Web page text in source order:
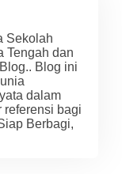
Sekolah
Tengah dan
Blog ini
dalam
referensi bagi
Berbagi,